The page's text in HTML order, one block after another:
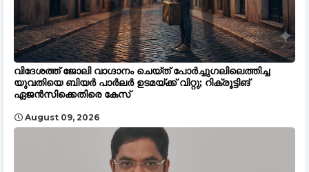
വിദേശത്ത് ജോലി വാഗ്ദാനം ചെയ്ത് പോർച്ചുഗലിലെത്തിച്ച
യുവതിയെ ബിയർ പാർലർ ഉടമയ്ക്ക് വിറ്റു; റിക്രൂട്ടിങ്
ഏജൻസിക്കെതിരെ കേസ്
August 09, 2026